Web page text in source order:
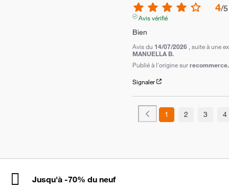
4/5
Avis vérifié
Bien
Avis du 14/07/2026 , suite à une
MANUELLA B.
Publié à l'origine sur
Signaler
1 2 3 4
Jusqu'à -70% du neuf